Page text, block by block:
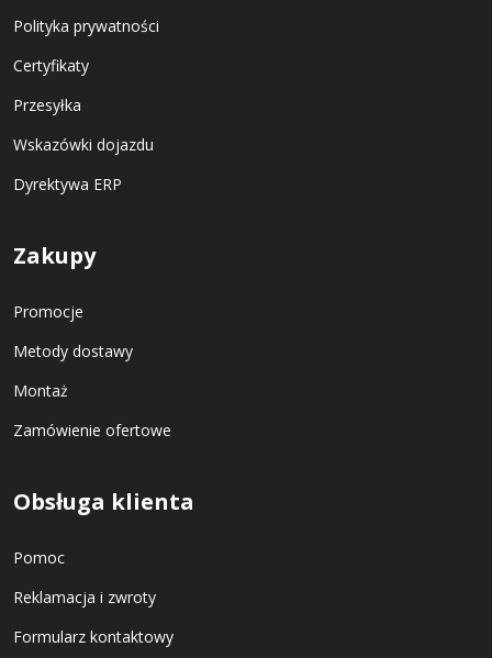
Polityka prywatności
Certyfikaty
Przesyłka
Wskazówki dojazdu
Dyrektywa ERP
Zakupy
Promocje
Metody dostawy
Montaż
Zamówienie ofertowe
Obsługa klienta
Pomoc
Reklamacja i zwroty
Formularz kontaktowy